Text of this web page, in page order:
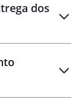
dos
48 horas